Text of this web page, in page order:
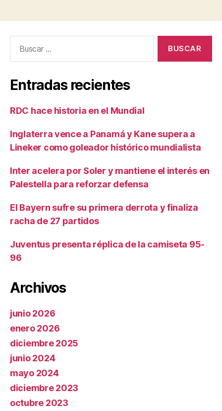
Entradas recientes
RDC hace historia en el Mundial
Inglaterra vence a Panamá y Kane supera a
Lineker como goleador histórico mundialista
Inter acelera por Soler y mantiene el interés en
Palestella para reforzar defensa
El Bayern sufre su primera derrota y finaliza
racha de 27 partidos
Juventus presenta réplica de la camiseta 95-
96
Archivos
junio 2026
enero 2026
diciembre 2025
junio 2024
mayo 2024
diciembre 2023
octubre 2023